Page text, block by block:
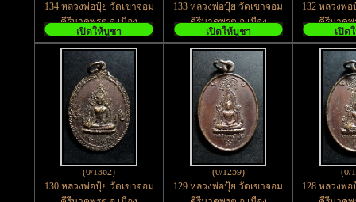
134 หลวงพ่อปุ้ย วัดเขาจอม
คีรีนาคพรต อ.เมือง
จ.นครสวรรค์ พิมพ์ใหญ่ สร้าง
ปี 2531
เปิดให้บูชา
133 หลวงพ่อปุ้ย วัดเขาจอม
คีรีนาคพรต อ.เมือง
จ.นครสวรรค์ พิมพ์ใหญ่ สร้าง
ปี 2531
เปิดให้บูชา
132 หลวงพ่
คีรีนาคพ
จ.นครสวรร
ปี
เปิด
(0/1362)
130 หลวงพ่อปุ้ย วัดเขาจอม
(0/1259)
129 หลวงพ่อปุ้ย วัดเขาจอม
(0/
128 หลวงพ่